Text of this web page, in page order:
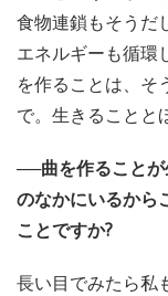
食物連鎖もそうだ
エネルギーも循環
を作ることは、そ
で。生きることと
──曲を作ること
のなかにいるから
ことですか?
長い目でみたら私